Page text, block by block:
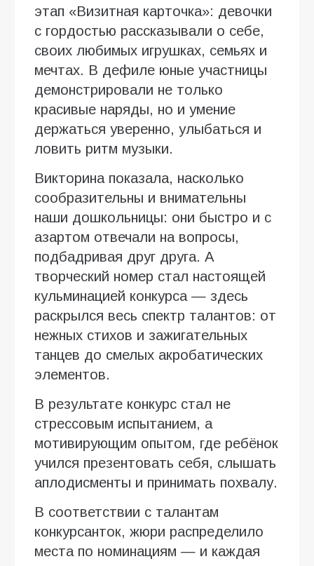
этап «Визитная карточка»: девочки
с гордостью рассказывали о себе,
своих любимых игрушках, семьях и
мечтах. В дефиле юные участницы
демонстрировали не только
красивые наряды, но и умение
держаться уверенно, улыбаться и
ловить ритм музыки.
Викторина показала, насколько
сообразительны и внимательны
наши дошкольницы: они быстро и с
азартом отвечали на вопросы,
подбадривая друг друга. А
творческий номер стал настоящей
кульминацией конкурса — здесь
раскрылся весь спектр талантов: от
нежных стихов и зажигательных
танцев до смелых акробатических
элементов.
В результате конкурс стал не
стрессовым испытанием, а
мотивирующим опытом, где ребёнок
учился презентовать себя, слышать
аплодисменты и принимать похвалу.
В соответствии с талантам
конкурсанток, жюри распределило
места по номинациям — и каждая